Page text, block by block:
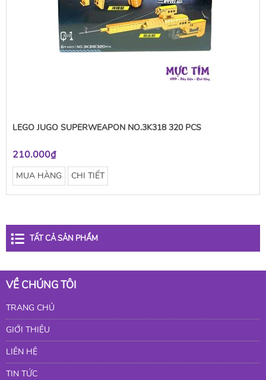
LEGO JUGO SUPERWEAPON NO.3K318 320 PCS
210.000₫
MUA HÀNG CHI TIẾT
TẤT CẢ SẢN PHẨM
VỀ CHÚNG TÔI
TRANG CHỦ
GIỚI THIỆU
LIÊN HỆ
TIN TỨC